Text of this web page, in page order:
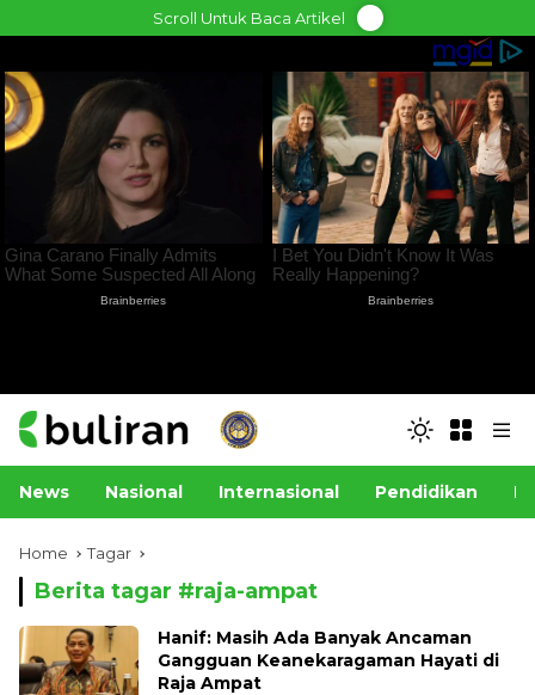
to
Scroll Untuk Baca Artikel
News Nasional Internasional Pendidikan
Home Tagar
Berita tagar #raja-ampat
Hanif: Masih Ada Banyak Ancaman
Gangguan Keanekaragaman Hayati di
Raja Ampat